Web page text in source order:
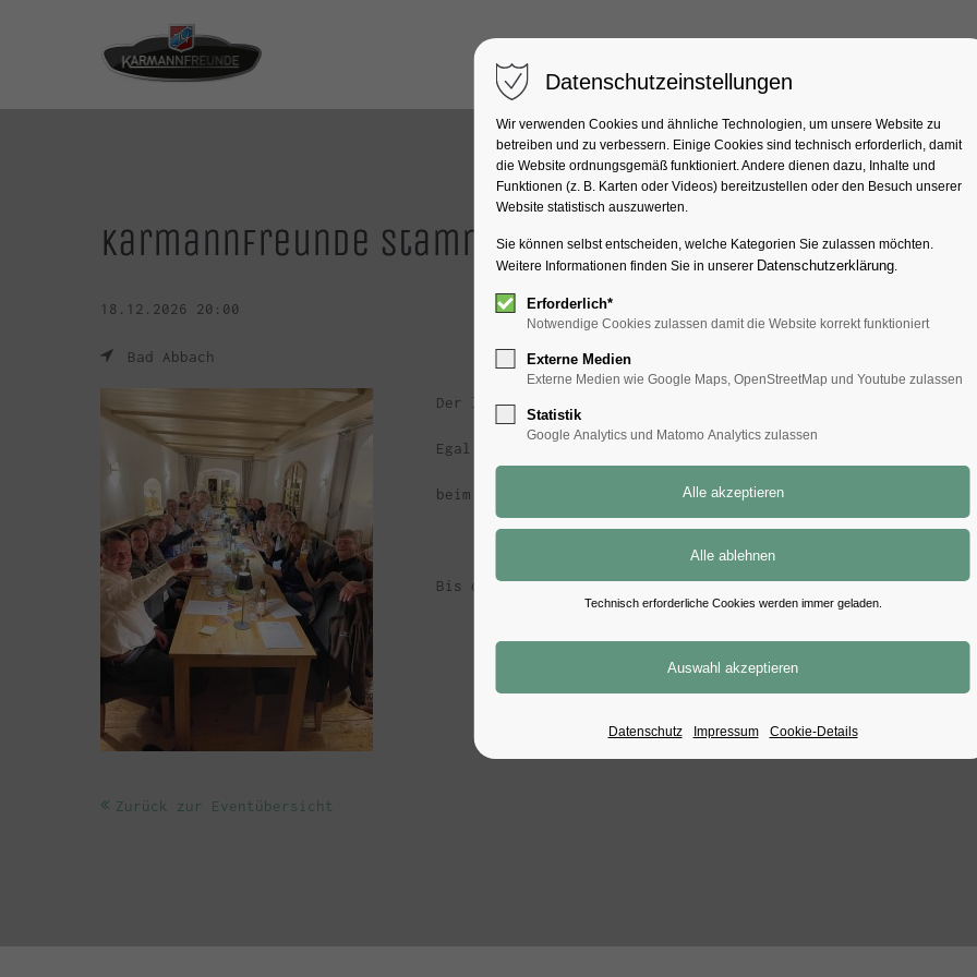
Karmannfreunde Stammtisch
18.12.2026 20:00
Bad Abbach
Der letzte Stammtisch des Jahres. Wie gewohnt im Gasthaus
Egal ob alle Weihnachtsgeschenke schon besorgt sind;
beim letzten Stammtisch des Jahres kann man dem
Bis dann!
Zurück zur Eventübersicht
Datenschutzeinstellungen
Wir verwenden Cookies und ähnliche Technologien, um unsere Website zu
betreiben und zu verbessern. Einige Cookies sind technisch erforderlich, damit
die Website ordnungsgemäß funktioniert. Andere dienen dazu, Inhalte und
Funktionen (z. B. Karten oder Videos) bereitzustellen oder den Besuch unserer
Website statistisch auszuwerten.
Sie können selbst entscheiden, welche Kategorien Sie zulassen möchten.
Weitere Informationen finden Sie in unserer Datenschutzerklärung.
Erforderlich*
Notwendige Cookies zulassen damit die Website korrekt funktioniert
Externe Medien
Externe Medien wie Google Maps, OpenStreetMap und Youtube zulassen
Statistik
Google Analytics und Matomo Analytics zulassen
Technisch erforderliche Cookies werden immer geladen.
Datenschutz Impressum Cookie-Details